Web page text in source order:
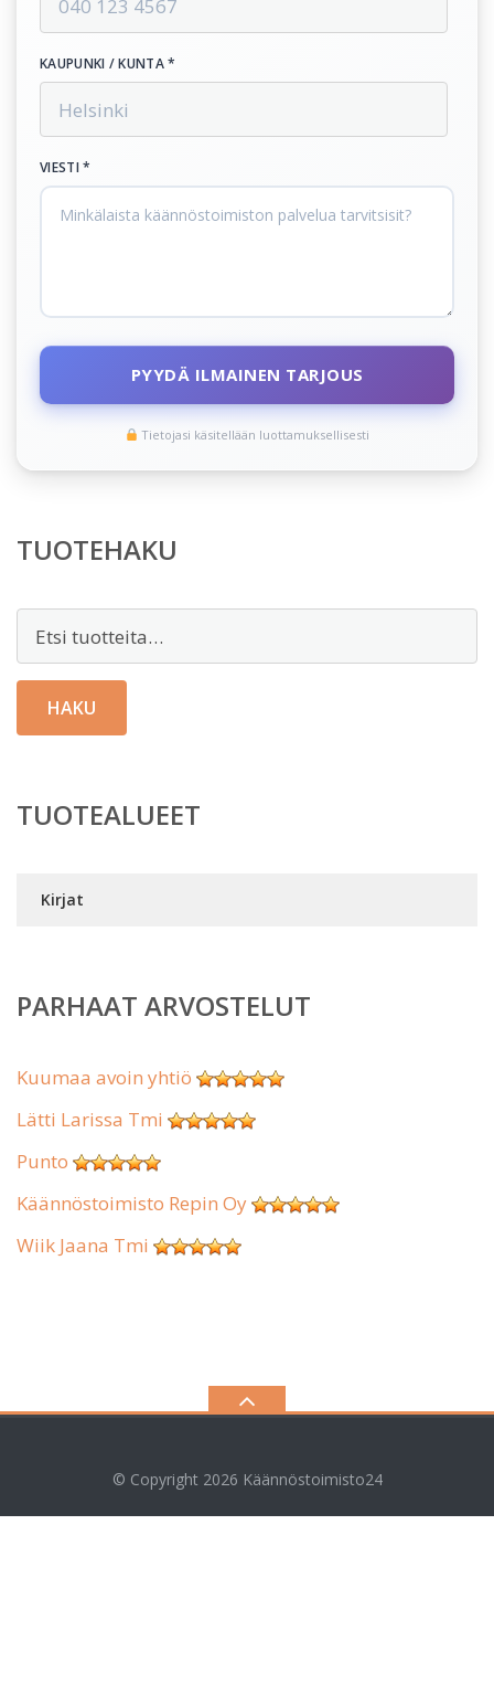
KAUPUNKI / KUNTA *
VIESTI *
PYYDÄ ILMAINEN TARJOUS
Tietojasi käsitellään luottamuksellisesti
TUOTEHAKU
HAKU
TUOTEALUEET
Kirjat
PARHAAT ARVOSTELUT
Kuumaa avoin yhtiö
Lätti Larissa Tmi
Punto
Käännöstoimisto Repin Oy
Wiik Jaana Tmi
© Copyright 2026 Käännöstoimisto24